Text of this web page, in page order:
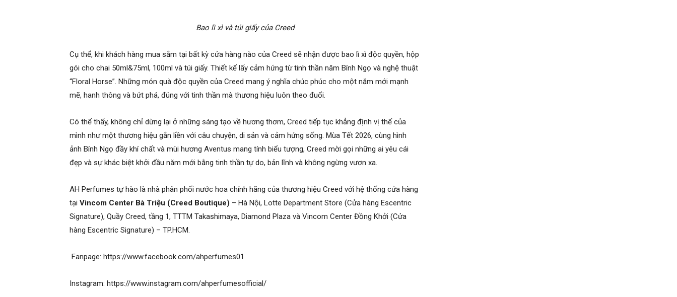
Bao lì xì và túi giấy của Creed
Cụ thể, khi khách hàng mua sắm tại bất kỳ cửa hàng nào của Creed sẽ nhận được bao lì xì độc quyền, hộp
gói cho chai 50ml&75ml, 100ml và túi giấy. Thiết kế lấy cảm hứng từ tinh thần năm Bính Ngọ và nghệ thuật
“Floral Horse”. Những món quà độc quyền của Creed mang ý nghĩa chúc phúc cho một năm mới mạnh
mẽ, hanh thông và bứt phá, đúng với tinh thần mà thương hiệu luôn theo đuổi.
Có thể thấy, không chỉ dừng lại ở những sáng tạo về hương thơm, Creed tiếp tục khẳng định vị thế của
mình như một thương hiệu gắn liền với câu chuyện, di sản và cảm hứng sống. Mùa Tết 2026, cùng hình
ảnh Bính Ngọ đầy khí chất và mùi hương Aventus mang tính biểu tượng, Creed mời gọi những ai yêu cái
đẹp và sự khác biệt khởi đầu năm mới bằng tinh thần tự do, bản lĩnh và không ngừng vươn xa.
AH Perfumes tự hào là nhà phân phối nước hoa chính hãng của thương hiệu Creed với hệ thống cửa hàng
tại Vincom Center Bà Triệu (Creed Boutique) – Hà Nội, Lotte Department Store (Cửa hàng Escentric
Signature), Quầy Creed, tầng 1, TTTM Takashimaya, Diamond Plaza và Vincom Center Đồng Khởi (Cửa
hàng Escentric Signature) – TP.HCM.
Fanpage: https://www.facebook.com/ahperfumes01
Instagram: https://www.instagram.com/ahperfumesofficial/